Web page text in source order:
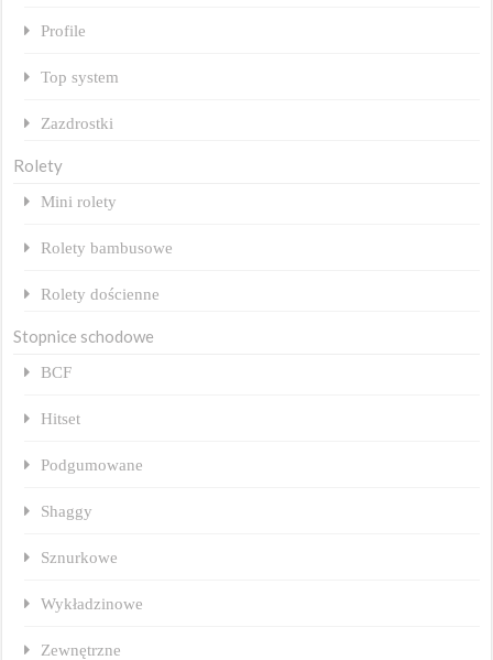
Profile
Top system
Zazdrostki
Rolety
Mini rolety
Rolety bambusowe
Rolety dościenne
Stopnice schodowe
BCF
Hitset
Podgumowane
Shaggy
Sznurkowe
Wykładzinowe
Zewnętrzne